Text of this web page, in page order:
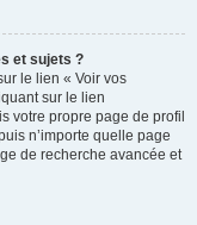
et sujets ?
le lien « Voir vos
sur le lien
votre propre page de profil
n’importe quelle page
de recherche avancée et